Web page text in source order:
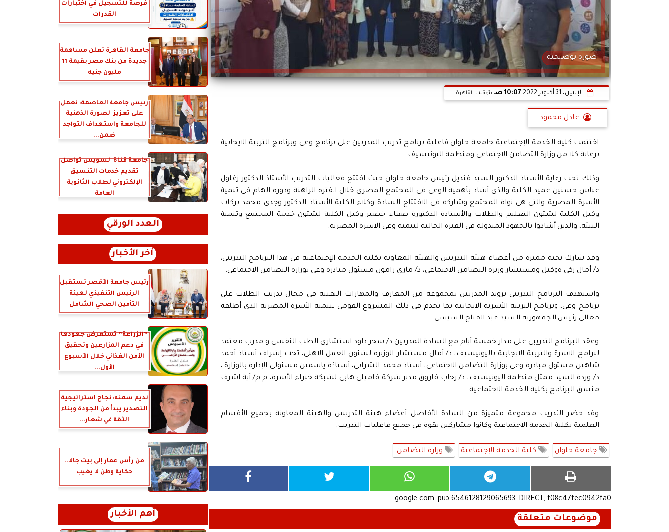
صورة توضيحية
الإثنين، 31 أكتوبر 2022 10:07 صـ بتوقيت القاهرة
عادل محمود
اختتمت كلية الخدمة الإجتماعية جامعة حلوان فاعلية برنامج تدريب المدربين على برنامج وعى وبرنامج التربية الايجابية
برعاية كلا من وزارة التضامن الاجتماعى ومنظمة اليونيسيف.
وذلك تحت رعاية الأستاذ الدكتور السيد قنديل رئيس جامعة حلوان حيث افتتح فعاليات التدريب الأستاذ الدكتور زغلول
عباس حسنين عميد الكلية والذي أشاد بأهمية الوعى فى المجتمع المصري خلال الفتره الراهنة ودوره الهام فى تنمية
الأسرة المصرية والتى هى نواة المجتمع وشاركه فى الافتتاح السادة وكلاء الكلية الأستاذ الدكتور وجدى محمد بركات
وكيل الكلية لشئون التعليم والطلاب والأستاذة الدكتورة صفاء خضير وكيل الكلية لشئون خدمة المجتمع وتنمية
البيئة، والذين أشادوا بالجهود المبذولة فى الفترة الحالية لتنمية وعى الاسرة المصرية.
وقد شارك نخبة مميزة من أعضاء هيئة التدريس والهيئة المعاونة بكلية الخدمة الإجتماعية فى هذا البرنامج التدريبى،
د/ أمال زكى ةوكيل ومستشار وزيرة التضامن الاجتماعى، د/ ماري رامون مسئول مبادرة وعى بوزارة التضامن الاجتماعى.
واستهدف البرنامج التدريبى تزويد المدربين بمجموعة من المعارف والمهارات التقنيه فى مجال تدريب الطلاب على
برنامج وعى، وبرنامج التربية الأسرية الايجابية بما يخدم فى ذلك المشروع القومى لتنمية الأسرة المصرية الذى أطلقه
معالى رئيس الجمهورية السيد عبد الفتاح السيسي.
وعقد البرنامج التدريبي على مدار خمسة أيام مع السادة المدربين د/ سحر داود استشاري الطب النفسي و مدرب معتمد
لبرامج الاسرة والتربية الايجابية باليونيسيف، د/ أمال مستشار الوزيرة لشئون العمل الاهلى، تحت إشراف أستاذ أحمد
شاهين مسئول مبادرة وعى بوزارة التضامن الاجتماعى، أستاذ محمد الشرابي، أستاذة ياسمين مسئولى الإدارة بالوزارة ،
د/ وردة السيد ممثل منظمة اليونيسيف، د/ رحاب فاروق مدير شركة فاميلي هابي لشبكة خبراء الأسرة، م.م/ أية اشرف
منسق البرنامج بكلية الخدمة الاجتماعية.
وقد حضر التدريب مجموعة متميزة من السادة الأفاضل أعضاء هيئة التدريس والهيئة المعاونة بجميع الأقسام
العلمية بكلية الخدمة الاجتماعية وكانوا مشاركين بقوة فى جميع فاعليات التدريب.
جامعة حلوان كلية الخدمة الإجتماعية وزارة التضامن
google.com, pub-6546128129065693, DIRECT, f08c47fec0942fa0
موضوعات متعلقة
فرصة للتسجيل في اختبارات
القدرات
جامعة القاهرة تعلن مساهمة
جديدة من بنك مصر بقيمة 11
مليون جنيه
رئيس جامعة العاصمة: نعمل
على تعزيز الصورة الذهنية
للجامعة واستهداف التواجد
ضمن...
جامعة قناة السويس تواصل
تقديم خدمات التنسيق
الإلكتروني لطلاب الثانوية
العامة
العدد الورقي
آخر الأخبار
رئيس جامعة الأقصر تستقبل
الرئيس التنفيذي لهيئة
التأمين الصحي الشامل
”الزراعة” تستعرض جهودها
في دعم المزارعين وتحقيق
الأمن الغذائي خلال الأسبوع
الأول...
نديم سمنه: نجاح استراتيجية
التصدير يبدأ من الجودة وبناء
الثقة في شعار...
من رأس عمار إلى بيت جالا..
حكاية وطن لا يغيب
أهم الأخبار